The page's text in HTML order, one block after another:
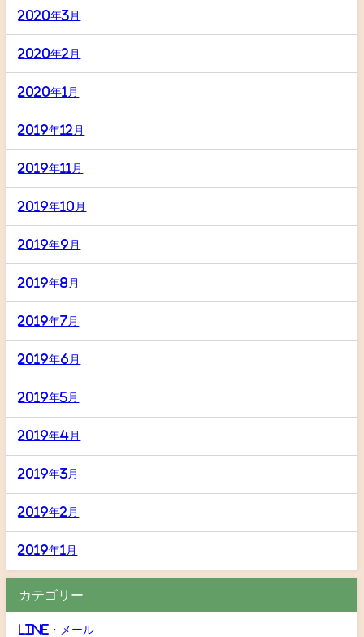
2020年3月
2020年2月
2020年1月
2019年12月
2019年11月
2019年10月
2019年9月
2019年8月
2019年7月
2019年6月
2019年5月
2019年4月
2019年3月
2019年2月
2019年1月
カテゴリー
LINE・メール